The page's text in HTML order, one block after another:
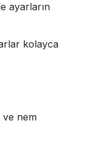
ayarların
kolayca
ve nem